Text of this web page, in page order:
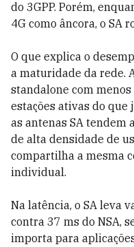
do 3GPP. Porém,
4G como âncora, o SA
O que explica o
a maturidade da rede.
standalone com
estações ativas do que
as antenas SA tendem
de alta densidade de
compartilha a mesma
individual.
Na latência, o SA leva
contra 37 ms do NSA,
importa para